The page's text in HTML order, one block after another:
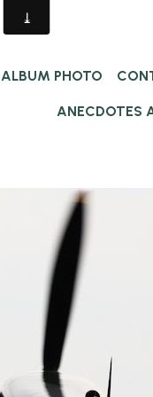
ALBUM PHOTO
ANECDOTES